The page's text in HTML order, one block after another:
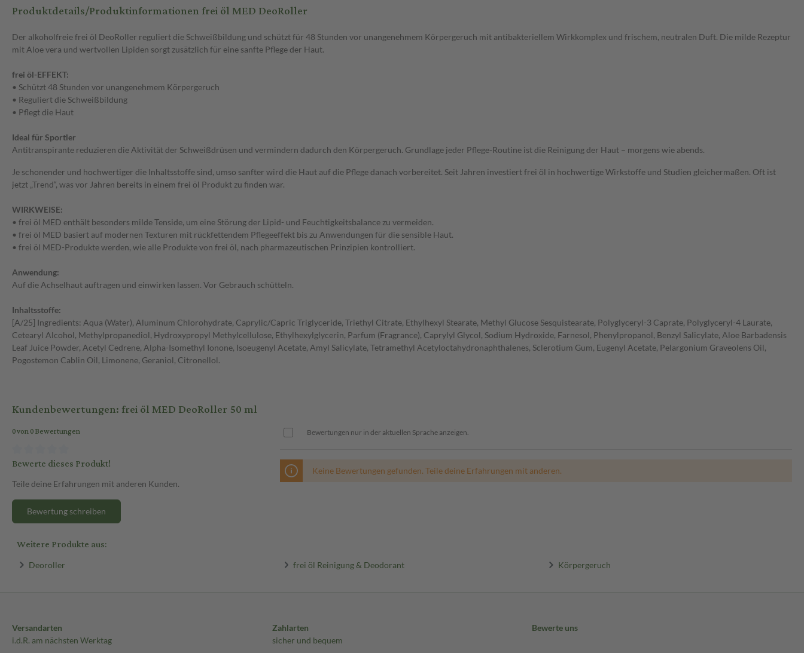
Produktdetails/Produktinformationen frei öl MED DeoRoller
Der alkoholfreie frei öl DeoRoller reguliert die Schweißbildung und schützt für 48 Stunden vor unangenehmem Körpergeruch mit antibakteriellem Wirkkomplex und frischem, neutralen Duft. Die milde Rezeptur
mit Aloe vera und wertvollen Lipiden sorgt zusätzlich für eine sanfte Pflege der Haut.
frei öl-EFFEKT:
• Schützt 48 Stunden vor unangenehmem Körpergeruch
• Reguliert die Schweißbildung
• Pflegt die Haut
Ideal für Sportler
Antitranspirante reduzieren die Aktivität der Schweißdrüsen und vermindern dadurch den Körpergeruch. Grundlage jeder Pflege-Routine ist die Reinigung der Haut – morgens wie abends.
Je schonender und hochwertiger die Inhaltsstoffe sind, umso sanfter wird die Haut auf die Pflege danach vorbereitet. Seit Jahren investiert frei öl in hochwertige Wirkstoffe und Studien gleichermaßen. Oft ist
jetzt „Trend“, was vor Jahren bereits in einem frei öl Produkt zu finden war.
WIRKWEISE:
• frei öl MED enthält besonders milde Tenside, um eine Störung der Lipid- und Feuchtigkeitsbalance zu vermeiden.
• frei öl MED basiert auf modernen Texturen mit rückfettendem Pflegeeffekt bis zu Anwendungen für die sensible Haut.
• frei öl MED-Produkte werden, wie alle Produkte von frei öl, nach pharmazeutischen Prinzipien kontrolliert.
Anwendung:
Auf die Achselhaut auftragen und einwirken lassen. Vor Gebrauch schütteln.
Inhaltsstoffe:
[A/25] Ingredients: Aqua (Water), Aluminum Chlorohydrate, Caprylic/Capric Triglyceride, Triethyl Citrate, Ethylhexyl Stearate, Methyl Glucose Sesquistearate, Polyglyceryl-3 Caprate, Polyglyceryl-4 Laurate,
Cetearyl Alcohol, Methylpropanediol, Hydroxypropyl Methylcellulose, Ethylhexylglycerin, Parfum (Fragrance), Caprylyl Glycol, Sodium Hydroxide, Farnesol, Phenylpropanol, Benzyl Salicylate, Aloe Barbadensis
Leaf Juice Powder, Acetyl Cedrene, Alpha-Isomethyl Ionone, Isoeugenyl Acetate, Amyl Salicylate, Tetramethyl Acetyloctahydronaphthalenes, Sclerotium Gum, Eugenyl Acetate, Pelargonium Graveolens Oil,
Pogostemon Cablin Oil, Limonene, Geraniol, Citronellol.
Kundenbewertungen: frei öl MED DeoRoller 50 ml
0 von 0 Bewertungen
Bewerte dieses Produkt!
Teile deine Erfahrungen mit anderen Kunden.
Bewertung schreiben
Bewertungen nur in der aktuellen Sprache anzeigen.
Keine Bewertungen gefunden. Teile deine Erfahrungen mit anderen.
Weitere Produkte aus:
Deoroller frei öl Reinigung & Deodorant Körpergeruch
Versandarten
i.d.R. am nächsten Werktag
Zahlarten
sicher und bequem
Bewerte uns